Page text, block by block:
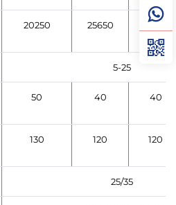
20250 25650 /
5-25
50 40 40
130 120 120
25/35